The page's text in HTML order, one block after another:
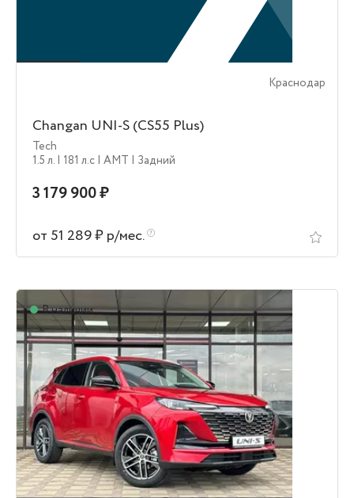
Краснодар
Changan UNI-S (CS55 Plus)
Tech
1.5 л. | 181 л.c | AMT | Задний
3 179 900 ₽
от 51 289 ₽ р/мес.
В наличии